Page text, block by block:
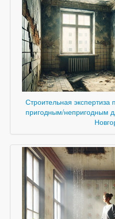
Строительная
пригодным/непригодным